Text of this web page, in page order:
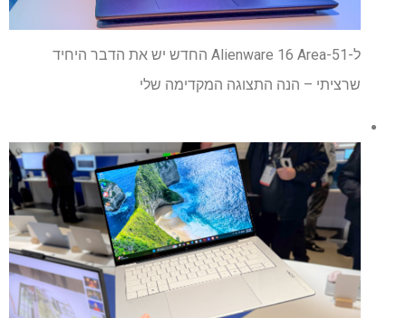
ל-Alienware 16 Area-51 החדש יש את הדבר היחיד
שרציתי – הנה התצוגה המקדימה שלי